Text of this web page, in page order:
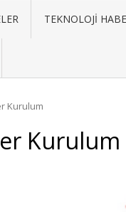
TEKNOLOJI
Kurulum
Kurulum